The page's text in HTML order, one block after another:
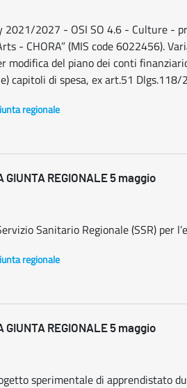
2021/2027 - OSI SO 4.6 - Culture -
- CHORA” (MIS code 6022456).
modifica del piano dei conti
capitoli di spesa, ex art.51 Dlgs.118/
regionale
GIUNTA REGIONALE 5 maggio
Sanitario Regionale (SSR) per
regionale
GIUNTA REGIONALE 5 maggio
sperimentale di apprendistato